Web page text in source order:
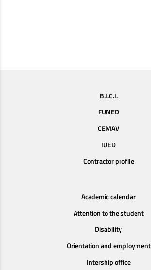
B.I.C.I.
FUNED
CEMAV
IUED
Contractor profile
Academic calendar
Attention to the student
Disability
Orientation and employment
Intership office